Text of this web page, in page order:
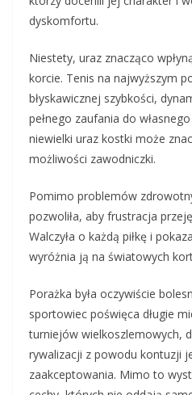
dyskomfortu.
Niestety, uraz znacząco
korcie. Tenis na najwyższym
błyskawicznej szybkości,
pełnego zaufania do
niewielki uraz kostki może
możliwości zawodniczki.
Pomimo problemów
pozwoliła, aby frustracja
Walczyła o każdą piłkę i
wyróżnia ją na światowych
Porażka była oczywiście
sportowiec poświęca długie
turniejów wielkoszlemowych,
rywalizacji z powodu kontuzji
zaakceptowania. Mimo to